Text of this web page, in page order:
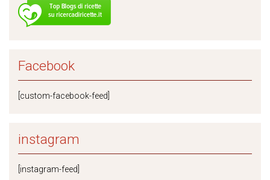
Facebook
[custom-facebook-feed]
instagram
[instagram-feed]